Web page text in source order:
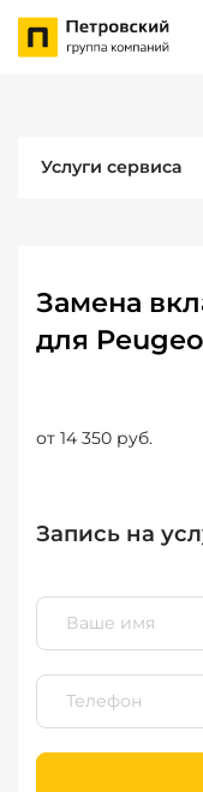
Услуги сервиса
Замена
для
от 14 350 руб.
Запись на